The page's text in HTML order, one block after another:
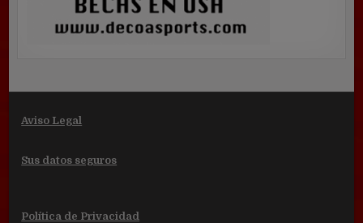
Aviso Legal
Sus datos seguros
Política de Privacidad